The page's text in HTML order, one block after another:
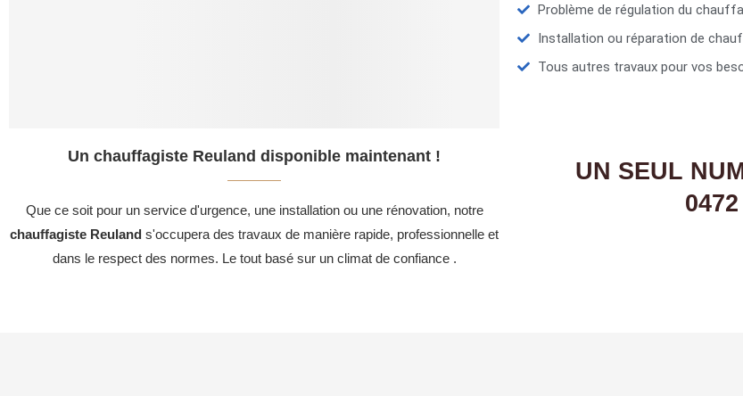
Un chauffagiste Reuland disponible maintenant !
Que ce soit pour un service d'urgence, une installation ou une rénovation, notre
chauffagiste Reuland s'occupera des travaux de manière rapide, professionnelle et
dans le respect des normes. Le tout basé sur un climat de confiance .
Problème de régulation du
Installation ou réparation de
Tous autres travaux pour vos
UN SEUL